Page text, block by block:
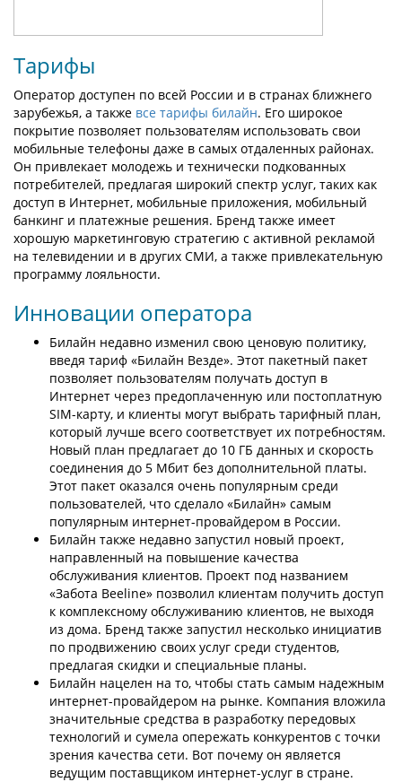
Тарифы
Оператор доступен по всей России и в странах ближнего
зарубежья, а также все тарифы билайн. Его широкое
покрытие позволяет пользователям использовать свои
мобильные телефоны даже в самых отдаленных районах.
Он привлекает молодежь и технически подкованных
потребителей, предлагая широкий спектр услуг, таких как
доступ в Интернет, мобильные приложения, мобильный
банкинг и платежные решения. Бренд также имеет
хорошую маркетинговую стратегию с активной рекламой
на телевидении и в других СМИ, а также привлекательную
программу лояльности.
Инновации оператора
Билайн недавно изменил свою ценовую политику,
введя тариф «Билайн Везде». Этот пакетный пакет
позволяет пользователям получать доступ в
Интернет через предоплаченную или постоплатную
SIM-карту, и клиенты могут выбрать тарифный план,
который лучше всего соответствует их потребностям.
Новый план предлагает до 10 ГБ данных и скорость
соединения до 5 Мбит без дополнительной платы.
Этот пакет оказался очень популярным среди
пользователей, что сделало «Билайн» самым
популярным интернет-провайдером в России.
Билайн также недавно запустил новый проект,
направленный на повышение качества
обслуживания клиентов. Проект под названием
«Забота Beeline» позволил клиентам получить доступ
к комплексному обслуживанию клиентов, не выходя
из дома. Бренд также запустил несколько инициатив
по продвижению своих услуг среди студентов,
предлагая скидки и специальные планы.
Билайн нацелен на то, чтобы стать самым надежным
интернет-провайдером на рынке. Компания вложила
значительные средства в разработку передовых
технологий и сумела опережать конкурентов с точки
зрения качества сети. Вот почему он является
ведущим поставщиком интернет-услуг в стране.